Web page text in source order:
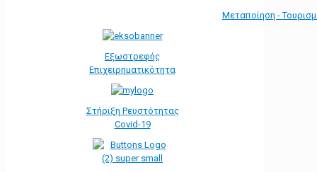
Μεταποίηση -
Εξωστρεφής
Επιχειρηματικότητα
Στήριξη Ρευστότητας
Covid-19